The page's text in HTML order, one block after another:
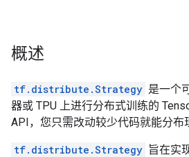
概述
tf.distribute.Strategy 是一个
器或 TPU 上进行分布式训练的
API，您只需改动较少代码就能分布
tf.distribute.Strategy 旨在实